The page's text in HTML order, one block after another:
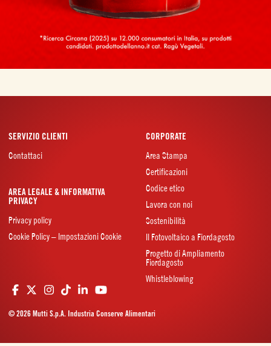
SERVIZIO CLIENTI
Contattaci
CORPORATE
Area Stampa
Certificazioni
Codice etico
Lavora con noi
Sostenibilità
Il Fotovoltaico a Fiordagosto
Progetto di Ampliamento
Fiordagosto
Whistleblowing
AREA LEGALE & INFORMATIVA
PRIVACY
Privacy policy
Cookie Policy – Impostazioni Cookie
© 2026 Mutti S.p.A. Industria Conserve Alimentari